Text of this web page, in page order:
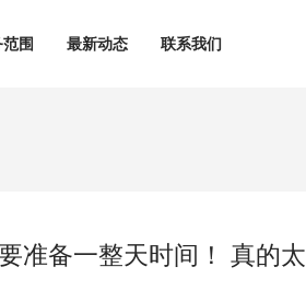
围 最新动态 联系我们
准备一整天时间！ 真的太